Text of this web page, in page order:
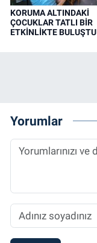
KORUMA ALTINDAKİ
ÇOCUKLAR TATLI BİR
ETKİNLİKTE BULUŞTU
Yorumlar